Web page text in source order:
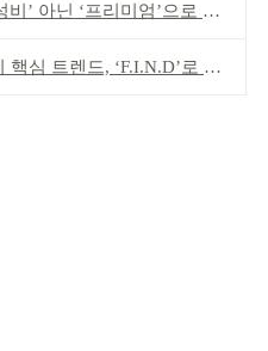
아닌 ‘프리미엄’으로 승부걸어야
심 트렌드, ‘F.I.N.D’로 읽는다